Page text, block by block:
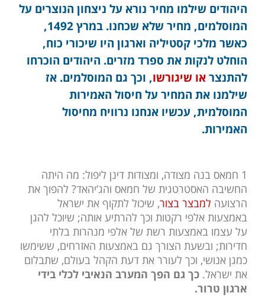
היהודים שילמו מחיר נורא על ניצחון הנוצרים על
המוסלמים, מחיר שלא שכחנו. במרץ 1492,
כאשר מלכי קסטיליה וארגון היו שיכורי כוח,
הוחלט לנקות את ספרד מזרים. היהודים הוכרחו
להתנצר או שיגורשו, וכך גם המוסלמים. אז
שילמנו את המחיר על חיסול האמירות
המוסלמית, עכשיו אנחנו נרוויח מחיסול
האמירות.
1 חמאס בנה מצודה, ומצודות דינן ליפול: מה היתה
החשיבה האסטרטגית של חמאס והג’יהאד? להפוך את
הרצועה למבצר בצור, שיכול לתקוף את ישראל
באמצעות אלפי רקטות וכך להרתיע אותה; שיוכל להגן
על עצמו באמצעות רשת של אלפי מנהרות בלתי
חדירות; ובשעת הצורך גם באמצעות האזרחים, ששימשו
כמגן אנושי, וכך לעורר את דעת הקהל בעולם, שתבלום
את ישראל. כך גם הפך המערב הנאיבי לכלי בידי
ארגון טרור.